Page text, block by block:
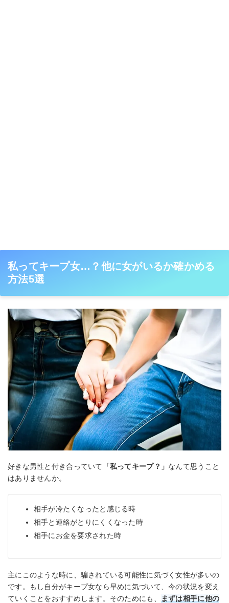
私ってキープ女…？他に女がいるか確かめる
方法5選
好きな男性と付き合っていて 「私ってキープ？」 なんて思うこと
はありませんか。
相手が冷たくなったと感じる時
相手と連絡がとりにくくなった時
相手にお金を要求された時
主にこのような時に、騙されている可能性に気づく女性が多いの
です。もし自分がキープ女なら早めに気づいて、今の状況を変え
ていくことをおすすめします。そのためにも、
まずは相手に他の